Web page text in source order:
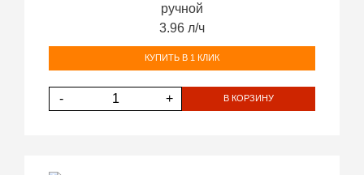
ручной
3.96 л/ч
КУПИТЬ В 1 КЛИК
- + В КОРЗИНУ